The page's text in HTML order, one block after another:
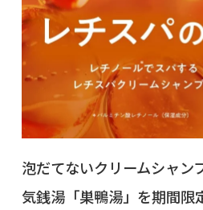
泡だてないクリームシャン
気銭湯「巣鴨湯」を期間限